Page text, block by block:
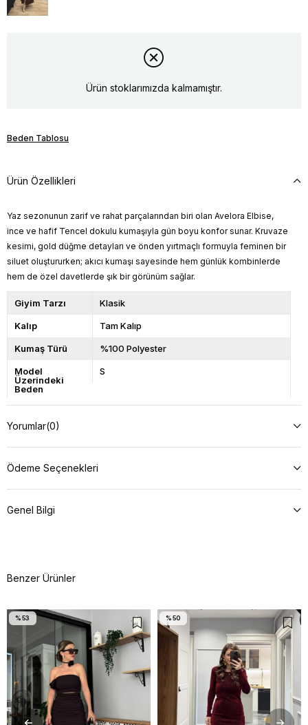
Ürün stoklarımızda kalmamıştır.
Beden Tablosu
Ürün Özellikleri
Yaz sezonunun zarif ve rahat parçalarından biri olan Avelora Elbise,
ince ve hafif Tencel dokulu kumaşıyla gün boyu konfor sunar. Kruvaze
kesimi, gold düğme detayları ve önden yırtmaçlı formuyla feminen bir
siluet oluştururken; akıcı kumaşı sayesinde hem günlük kombinlerde
hem de özel davetlerde şık bir görünüm sağlar.
Giyim Tarzı Klasik
Kalıp Tam Kalıp
Kumaş Türü %100 Polyester
Model
Üzerindeki
Beden
S
Açıklama
Yorumlar(0)
Ödeme Seçenekleri
Genel Bilgi
Benzer Ürünler
%53 %50